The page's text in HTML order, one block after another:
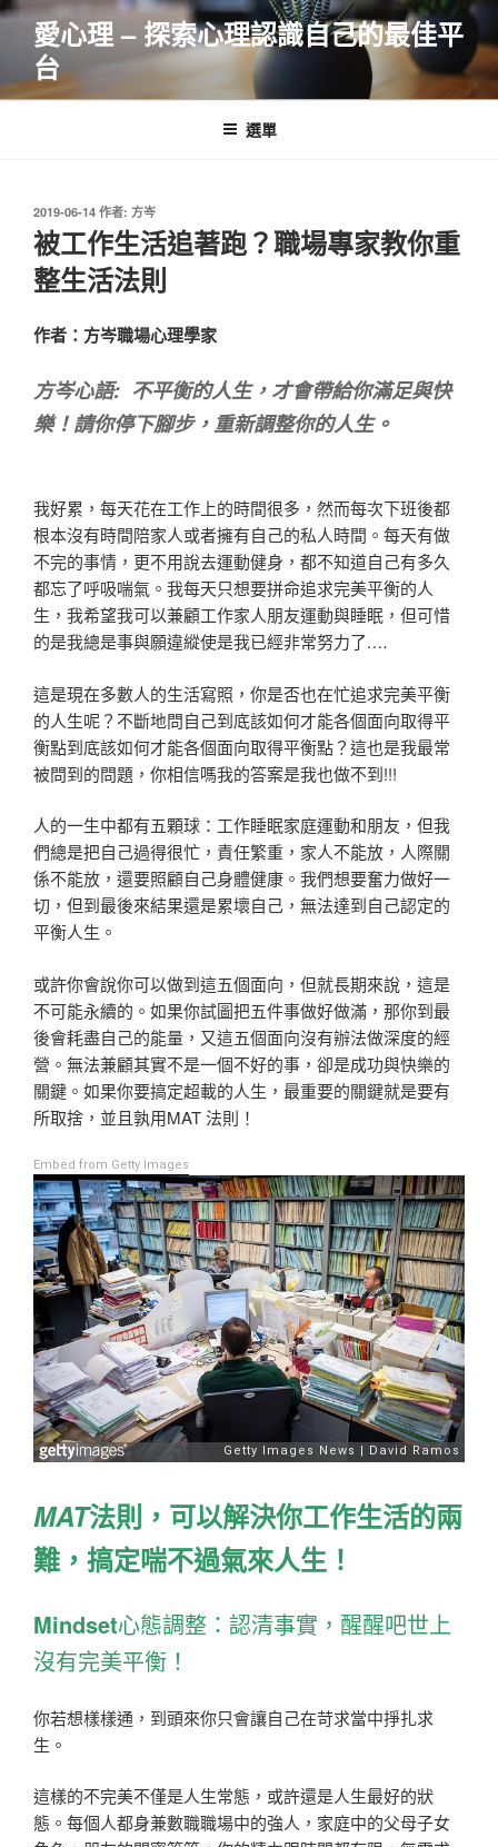
跳
要
愛心理 – 探索心理認識自己的最佳平
台
選單
發
佈
於
2019-06-14 作者: 方岑
被工作生活追著跑？職場專家教你重
整生活法則
作者：方岑職場心理學家
方岑心語: 不平衡的人生，才會帶給你滿足與快
樂！請你停下腳步，重新調整你的人生。
我好累，每天花在工作上的時間很多，然而每次下班後都
根本沒有時間陪家人或者擁有自己的私人時間。 每天有做
不完的事情，更不用說去運動健身，都不知道自己有多久
都忘了呼吸喘氣。 我每天只想要拼命追求完美平衡的人
生，我希望我可以兼顧工作家人朋友運動與睡眠，但可惜
的是我總是事與願違縱使是我已經非常努力了….
這是現在多數人的生活寫照，你是否也在忙追求完美平衡
的人生呢？不斷地問自己到底該如何才能各個面向取得平
衡點到底該如何才能各個面向取得平衡點？這也是我最常
被問到的問題，你相信嗎我的答案是我也做不到!!!
人的一生中都有五顆球：工作睡眠家庭運動和朋友，但我
們總是把自己過得很忙，責任繁重，家人不能放，人際關
係不能放，還要照顧自己身體健康。 我們想要奮力做好一
切，但到最後來結果還是累壞自己，無法達到自己認定的
平衡人生。
或許你會說你可以做到這五個面向，但就長期來說，這是
不可能永續的。 如果你試圖把五件事做好做滿，那你到最
後會耗盡自己的能量，又這五個面向沒有辦法做深度的經
營。 無法兼顧其實不是一個不好的事，卻是成功與快樂的
關鍵。 如果你要搞定超載的人生，最重要的關鍵就是要有
所取捨，並且孰用MAT法則！
Embed from Getty Images
MAT法則，可以解決你工作生活的兩
難，搞定喘不過氣來人生！
Mindset心態調整：認清事實，醒醒吧世上
沒有完美平衡！
你若想樣樣通，到頭來你只會讓自己在苛求當中掙扎求
生。
這樣的不完美不僅是人生常態，或許還是人生最好的狀
態。 每個人都身兼數職職場中的強人，家庭中的父母子女